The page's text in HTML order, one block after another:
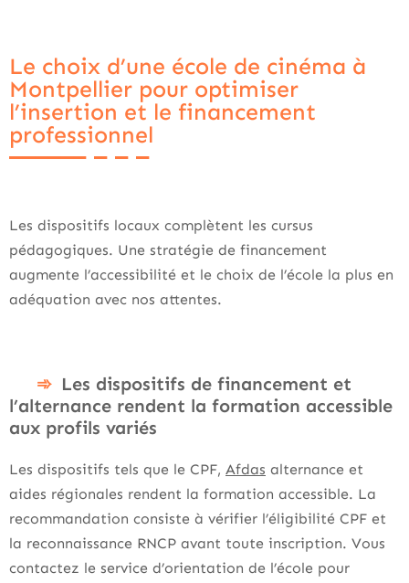
Le choix d’une école de cinéma à
Montpellier pour optimiser
l’insertion et le financement
professionnel
Les dispositifs locaux complètent les cursus
pédagogiques. Une stratégie de financement
augmente l’accessibilité et le choix de l’école la plus en
adéquation avec nos attentes.
Les dispositifs de financement et
l’alternance rendent la formation accessible
aux profils variés
Les dispositifs tels que le CPF, Afdas alternance et
aides régionales rendent la formation accessible. La
recommandation consiste à vérifier l’éligibilité CPF et
la reconnaissance RNCP avant toute inscription. Vous
contactez le service d’orientation de l’école pour